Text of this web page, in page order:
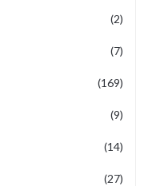
(2)
(7)
(169)
(9)
(14)
(27)